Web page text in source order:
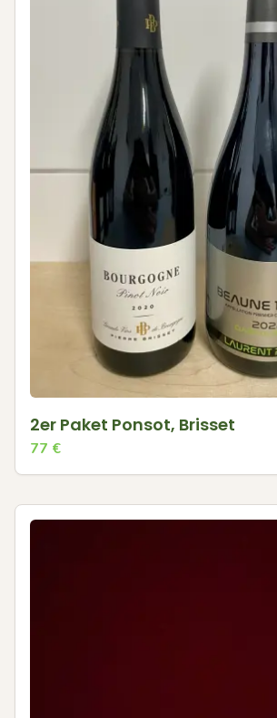
2er Paket Ponsot, Brisset
77 €